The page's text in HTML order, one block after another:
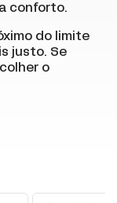
conforto.
do limite
justo. Se
o